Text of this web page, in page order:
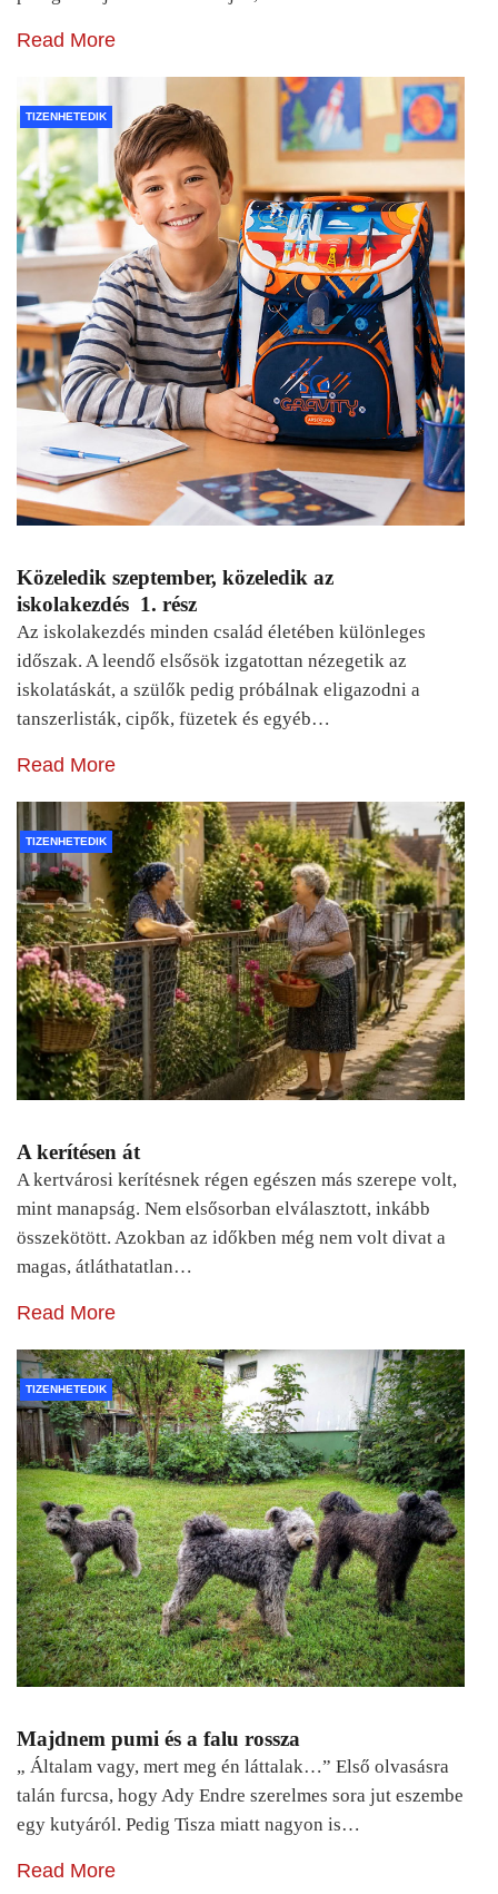
Read More
TIZENHETEDIK
Közeledik szeptember, közeledik az
iskolakezdés 1. rész
Az iskolakezdés minden család életében különleges
időszak. A leendő elsősök izgatottan nézegetik az
iskolatáskát, a szülők pedig próbálnak eligazodni a
tanszerlisták, cipők, füzetek és egyéb…
Read More
TIZENHETEDIK
A kerítésen át
A kertvárosi kerítésnek régen egészen más szerepe volt,
mint manapság. Nem elsősorban elválasztott, inkább
összekötött. Azokban az időkben még nem volt divat a
magas, átláthatatlan…
Read More
TIZENHETEDIK
Majdnem pumi és a falu rossza
„ Általam vagy, mert meg én láttalak…” Első olvasásra
talán furcsa, hogy Ady Endre szerelmes sora jut eszembe
egy kutyáról. Pedig Tisza miatt nagyon is…
Read More